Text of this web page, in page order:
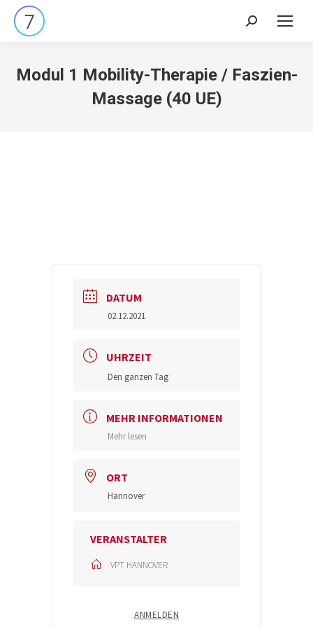
Search:
Modul 1 Mobility-Therapie / Faszien-
Massage (40 UE)
DATUM
02.12.2021
UHRZEIT
Den ganzen Tag
MEHR INFORMATIONEN
Mehr lesen
ORT
Hannover
VERANSTALTER
VPT HANNOVER
ANMELDEN